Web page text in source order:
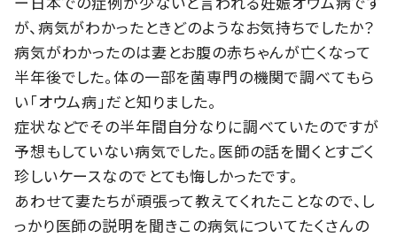
が、病気がわかったときどのようなお気持ちでしたか？
病気がわかったのは妻とお腹の赤ちゃんが亡くなって
半年後でした。体の一部を菌専門の機関で調べてもら
い「オウム病」だと知りました。
症状などでその半年間自分なりに調べていたのですが
予想もしていない病気でした。医師の話を聞くとすごく
珍しいケースなのでとても悔しかったです。
あわせて妻たちが頑張って教えてくれたことなので、し
っかり医師の説明を聞きこの病気についてたくさんの